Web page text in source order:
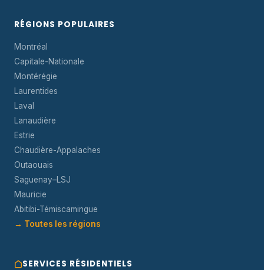
RÉGIONS POPULAIRES
Montréal
Capitale-Nationale
Montérégie
Laurentides
Laval
Lanaudière
Estrie
Chaudière-Appalaches
Outaouais
Saguenay–LSJ
Mauricie
Abitibi-Témiscamingue
→ Toutes les régions
SERVICES RÉSIDENTIELS